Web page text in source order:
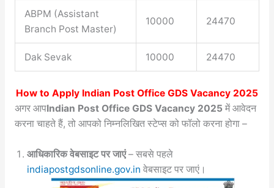
ABPM (Assistant
Branch Post Master)
10000 24470
Dak Sevak 10000 24470
How to Apply Indian Post Office GDS Vacancy 2025
अगर आपIndian Post Office GDS Vacancy 2025 में आवेदन
करना चाहते हैं, तो आपको निम्नलिखित स्टेप्स को फॉलो करना होगा –
आधिकारिक वेबसाइट पर जाएं– सबसे पहले
indiapostgdsonline.gov.in वेबसाइट पर जाएं।